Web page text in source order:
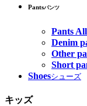
Pantsパンツ
Pants All
Denim
Other
Short
Shoesシューズ
キッズ